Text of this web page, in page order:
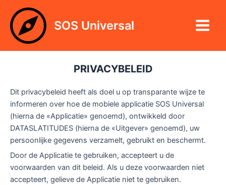
naar
inhoud
SOS Universal
Menu
PRIVACYBELEID
Dit privacybeleid heeft als doel u op transparante wijze te
informeren over hoe de mobiele applicatie SOS Universal
(hierna de «Applicatie» genoemd), ontwikkeld door
DATASLATITUDES (hierna de «Uitgever» genoemd), uw
persoonlijke gegevens verzamelt, gebruikt en beschermt.
Door de Applicatie te gebruiken, accepteert u de
voorwaarden van dit beleid. Als u deze voorwaarden niet
accepteert, gelieve de Applicatie niet te gebruiken.